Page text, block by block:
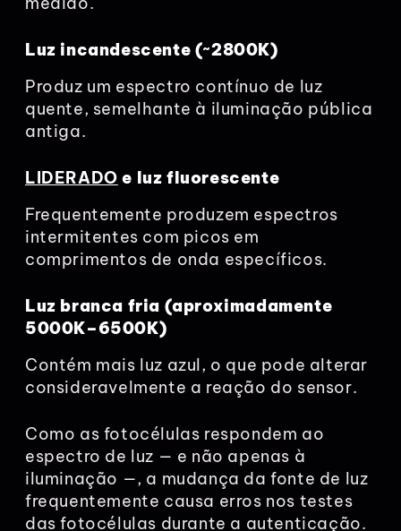
Luz incandescente (~2800K)
Produz um espectro contínuo de luz
quente, semelhante à iluminação pública
antiga.
LIDERADO e luz fluorescente
Frequentemente produzem espectros
intermitentes com picos em
comprimentos de onda específicos.
Luz branca fria (aproximadamente
5000K–6500K)
Contém mais luz azul, o que pode alterar
consideravelmente a reação do sensor.
Como as fotocélulas respondem ao
espectro de luz — e não apenas à
iluminação —, a mudança da fonte de luz
frequentemente causa erros nos testes
das fotocélulas durante a autenticação.